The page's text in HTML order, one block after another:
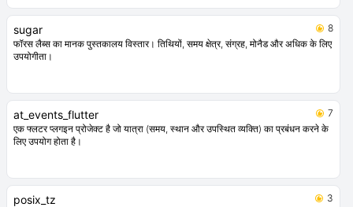
sugar
8
फॉरस लैब्स का मानक पुस्तकालय विस्तार। तिथियों, समय क्षेत्र, संग्रह, मोनैड और अधिक के लिए
उपयोगीता।
at_events_flutter
7
एक फ्लटर प्लगइन प्रोजेक्ट है जो यात्रा (समय, स्थान और उपस्थित व्यक्ति) का प्रबंधन करने के
लिए उपयोग होता है।
posix_tz
3